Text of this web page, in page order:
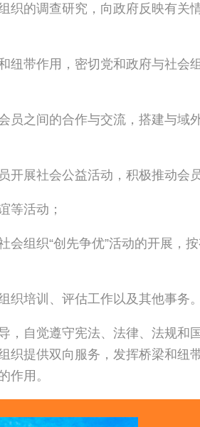
织的调查研究，向政府反映有关
纽带作用，密切党和政府与社会
员之间的合作与交流，搭建与域
开展社会公益活动，积极推动会
等活动；
会组织“创先争优”活动的开展，
织培训、评估工作以及其他事务。
，自觉遵守宪法、法律、法规和
织提供双向服务，发挥桥梁和纽
作用。